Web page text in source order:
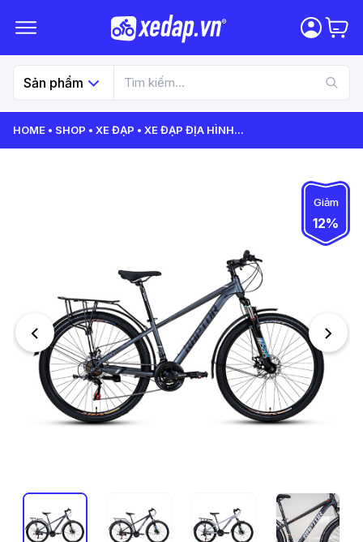
Sản phẩm
HOME SHOP XE ĐẠP XE ĐẠP ĐỊA HÌNH...
Giảm
12%